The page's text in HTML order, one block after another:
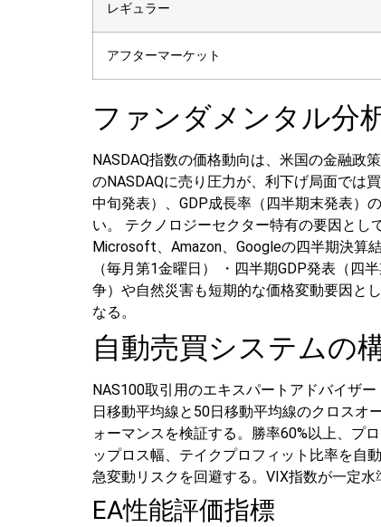
レギュラー
アフターマーケット
ファンダメンタル分
NASDAQ指数の価格動向は、米国の金融政
のNASDAQに売り圧力が、利下げ局面では
中旬発表）、GDP成長率（四半期末発表）
い。
テクノロジーセクター特有の要因とし
Microsoft、Amazon、Googleの四半期決算
（毎月第1金曜日）
・四半期GDP発表（四
争）や自然災害も短期的な価格変動要因と
なる。
自動売買システムの
NAS100取引用のエキスパートアドバイザ
日移動平均線と50日移動平均線のクロスオ
ォーマンスを検証する。勝率60%以上、プ
ップロス幅、テイクプロフィット比率を自動
急変動リスクを回避する。VIX指数が一定
EA性能評価指標